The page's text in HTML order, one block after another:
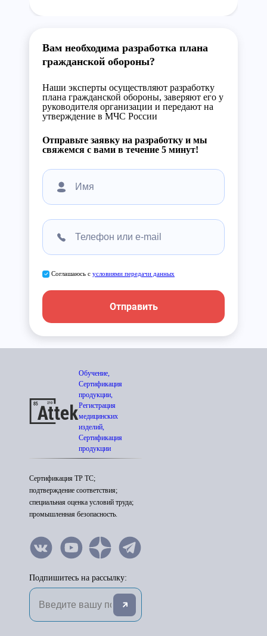
Вам необходима разработка плана
гражданской обороны?
Наши эксперты осуществляют разработку
плана гражданской обороны, заверяют его у
руководителя организации и передают на
утверждение в МЧС России
Отправьте заявку на разработку и мы
свяжемся с вами в течение 5 минут!
Соглашаюсь с условиями передачи данных
Отправить
Обучение,
Сертификация
продукции,
Регистрация
медицинских
изделий,
Сертификация
продукции
Сертификация ТР ТС;
подтверждение соответствия;
специальная оценка условий труда;
промышленная безопасность.
Подпишитесь на рассылку: